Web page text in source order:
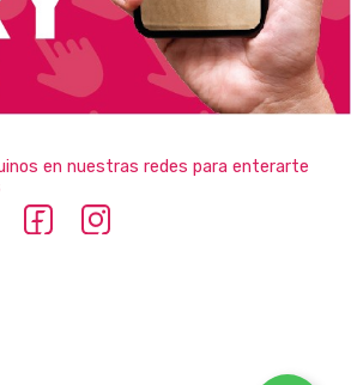
en nuestras redes para enterarte